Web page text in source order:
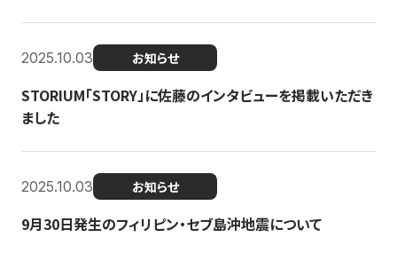
2025.10.03 お知らせ
STORIUM「STORY」に佐藤のインタビューを掲載いただき
ました
2025.10.03 お知らせ
9月30日発生のフィリピン・セブ島沖地震について